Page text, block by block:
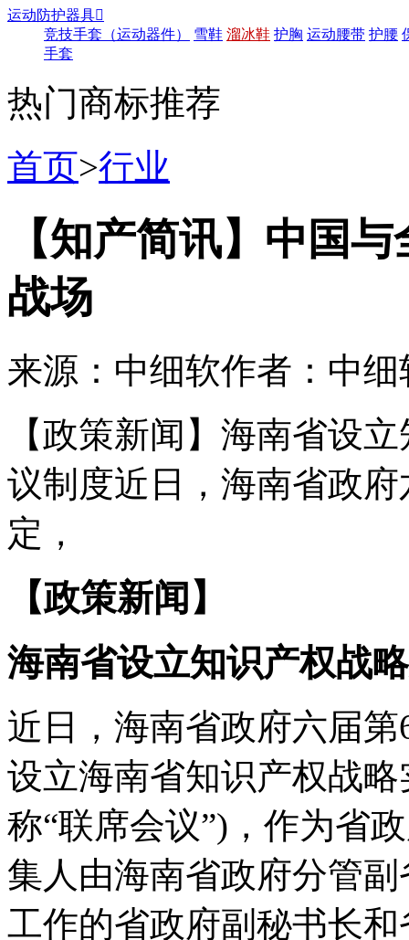
运动防护器具
竞技手套（运动器件）
雪鞋 溜冰鞋 护胸 运动腰带 护腰
手套
热门商标推荐
首页>行业
【知产简讯】中国
战场
来源：中细软作者：中细
【政策新闻】海南省设
议制度近日，海南省政
定，
【政策新闻】
海南省设立知识产权战
近日，海南省政府六届
设立海南省知识产权战
称“联席会议”)，作为省
集人由海南省政府分管
工作的省政府副秘书长